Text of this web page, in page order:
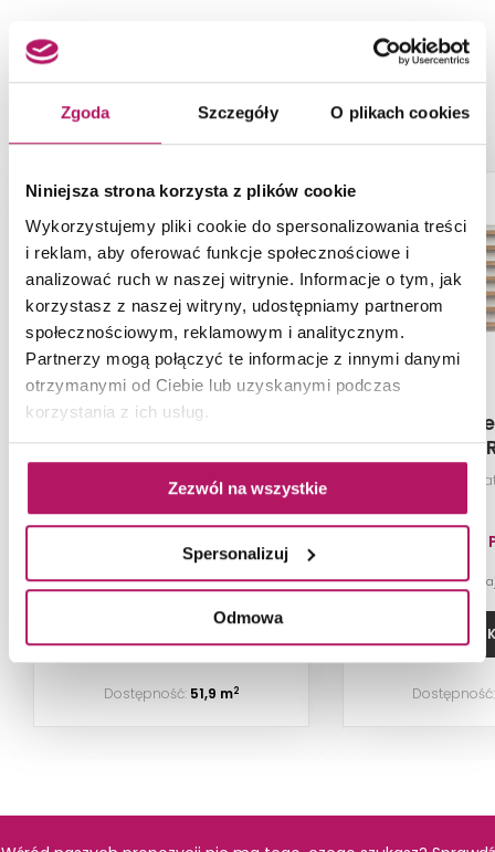
Zgoda Szczegóły O plikach cookies
Niniejsza strona korzysta z plików cookie
Wykorzystujemy pliki cookie do spersonalizowania treści
i reklam, aby oferować funkcje społecznościowe i
analizować ruch w naszej witrynie. Informacje o tym, jak
korzystasz z naszej witryny, udostępniamy partnerom
społecznościowym, reklamowym i analitycznym.
Partnerzy mogą połączyć te informacje z innymi danymi
otrzymanymi od Ciebie lub uzyskanymi podczas
korzystania z ich usług.
Zezwól na wszystkie
Spersonalizuj
Odmowa
NASZE PROPOZYCJE ZAMIAST
PRODUKTU TUBĄDZIN MAXIMA
BEIGE
Azario Vibrant Green
Płytka ścienna połysk (gr. 8,5
mm), 7x28 cm
Dostępność: 51,9 m2
Domino
Płytka ścienna
66,10
-10% od 73,50 PLN
DODAJ DO